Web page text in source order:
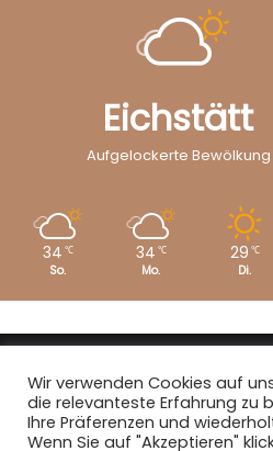
Eichstätt
Aufgelockerte Bewölkung
34 ℃
So.
34 ℃
Mo.
29 ℃
Di.
Copyright © 2008 - 2026 EI-Live.de
Start|Datenschutz|
Wir verwenden Cookies auf
die relevanteste Erfahrung zu
Ihre Präferenzen und
Wenn Sie auf "Akzeptieren"